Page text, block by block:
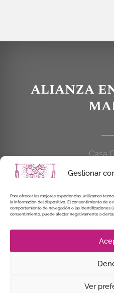
Gestionar
Para ofrecer las mejores experiencias, utilizamos
la información del dispositivo. El consentimiento de
comportamiento de navegación o las identificaciones
consentimiento, puede afectar negativamente a
Ver
ALIANZA
Casa
C/Cardenal
914